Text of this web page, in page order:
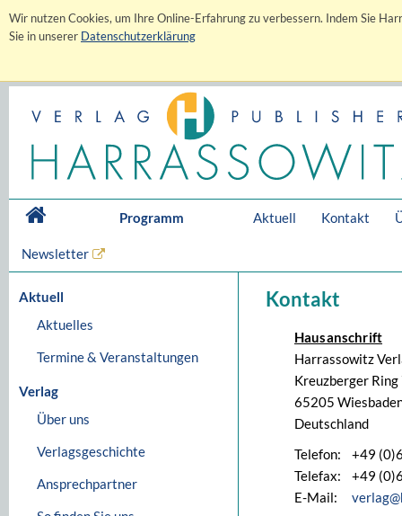
Wir nutzen Cookies, um Ihre Online-Erfahrung zu verbessern. Indem Sie
Sie in unserer Datenschutzerklärung
Programm Aktuell Kontakt
Newsletter
Aktuell
Aktuelles
Termine & Veranstaltungen
Verlag
Über uns
Verlagsgeschichte
Ansprechpartner
Kontakt
Hausanschrift
Harrassowitz
Kreuzberger Ring
65205
Deutschland
Telefon:
+49
Telefax:
+49
E-Mail: